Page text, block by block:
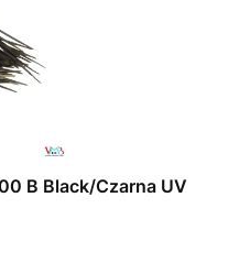
B Black/Czarna UV